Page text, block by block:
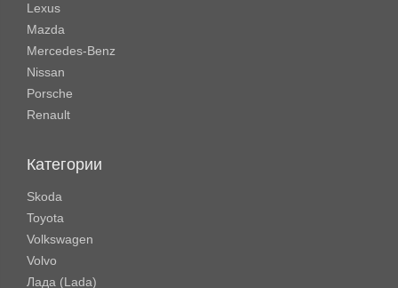
Lexus
Mazda
Mercedes-Benz
Nissan
Porsche
Renault
Категории
Skoda
Toyota
Volkswagen
Volvo
Лада (Lada)